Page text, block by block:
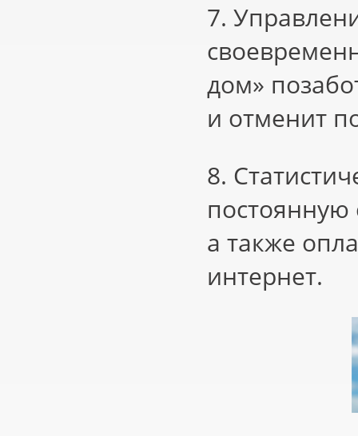
7.
дом»
и отменит
8.
постоянную
а также
интернет.